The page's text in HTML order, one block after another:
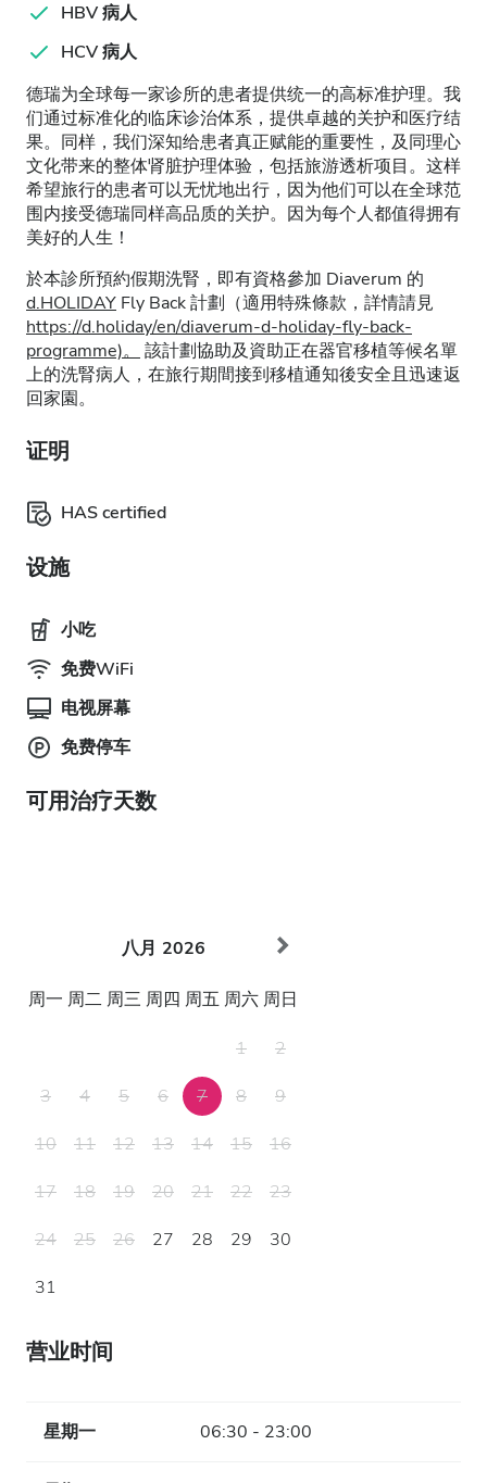
HBV 病人
HCV 病人
德瑞为全球每一家诊所的患者提供统一的高标准护理。我
们通过标准化的临床诊治体系，提供卓越的关护和医疗结
果。同样，我们深知给患者真正赋能的重要性，及同理心
文化带来的整体肾脏护理体验，包括旅游透析项目。这样
希望旅行的患者可以无忧地出行，因为他们可以在全球范
围内接受德瑞同样高品质的关护。因为每个人都值得拥有
美好的人生！
於本診所預約假期洗腎，即有資格參加 Diaverum 的
d.HOLIDAY Fly Back 計劃（適用特殊條款，詳情請見
https://d.holiday/en/diaverum-d-holiday-fly-back-
programme)。
該計劃協助及資助正在器官移植等候名單
上的洗腎病人，在旅行期間接到移植通知後安全且迅速返
回家園。
证明
HAS certified
设施
小吃
免费WiFi
电视屏幕
免费停车
可用治疗天数
八月 2026
周一 周二周三 周四 周五周六周日
1
2
3
4 5 6 7 8
9
10
11 12 13 14 15
16
17
18 19 20 21 22
23
24
25 26 27 28 29
30
31
营业时间
星期一 06:30 - 23:00